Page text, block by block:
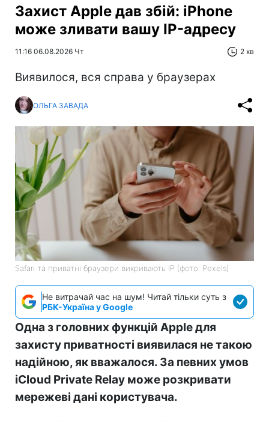
Захист Apple дав збій: iPhone
може зливати вашу IP-адресу
11:16 06.08.2026 Чт 2 хв
Виявилося, вся справа у браузерах
ОЛЬГА ЗАВАДА
Safari та приватні браузери викривають IP (фото: Pexels)
Не витрачай час на шум! Читай тільки суть з
РБК-Україна у Google
Одна з головних функцій Apple для
захисту приватності виявилася не такою
надійною, як вважалося. За певних умов
iCloud Private Relay може розкривати
мережеві дані користувача.